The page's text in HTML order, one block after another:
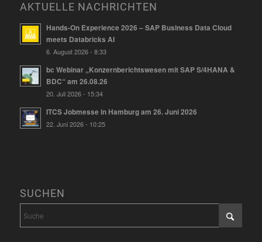
AKTUELLE NACHRICHTEN
Hands-On Experience 2026 – SAP Business Data Cloud
meets Databricks AI
6. August 2026 - 8:33
bc Webinar „Konzernberichtswesen mit SAP S/4HANA &
BDC“ am 26.08.26
20. Juli 2026 - 15:34
ITCS Jobmesse in Hamburg am 26. Juni 2026
22. Juni 2026 - 10:25
SUCHEN